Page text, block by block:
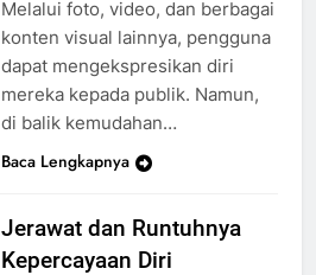
Melalui foto, video, dan berbagai
konten visual lainnya, pengguna
dapat mengekspresikan diri
mereka kepada publik. Namun,
di balik kemudahan…
Baca Lengkapnya
Jerawat dan Runtuhnya
Kepercayaan Diri